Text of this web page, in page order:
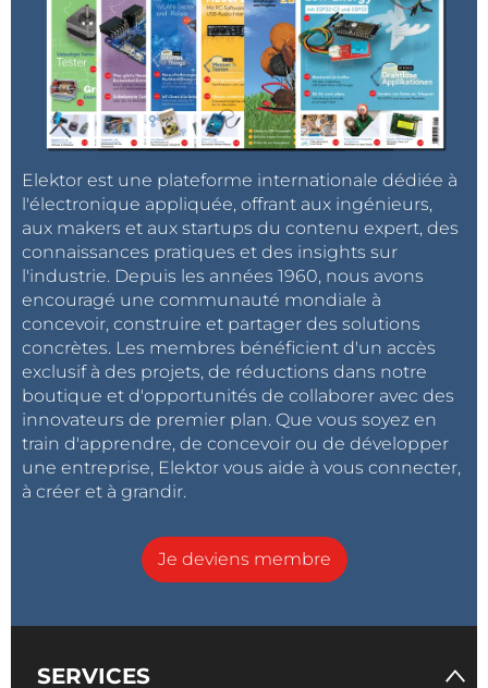
Elektor est une plateforme internationale dédiée à
l'électronique appliquée, offrant aux ingénieurs,
aux makers et aux startups du contenu expert, des
connaissances pratiques et des insights sur
l'industrie. Depuis les années 1960, nous avons
encouragé une communauté mondiale à
concevoir, construire et partager des solutions
concrètes. Les membres bénéficient d'un accès
exclusif à des projets, de réductions dans notre
boutique et d'opportunités de collaborer avec des
innovateurs de premier plan. Que vous soyez en
train d'apprendre, de concevoir ou de développer
une entreprise, Elektor vous aide à vous connecter,
à créer et à grandir.
Je deviens membre
SERVICES